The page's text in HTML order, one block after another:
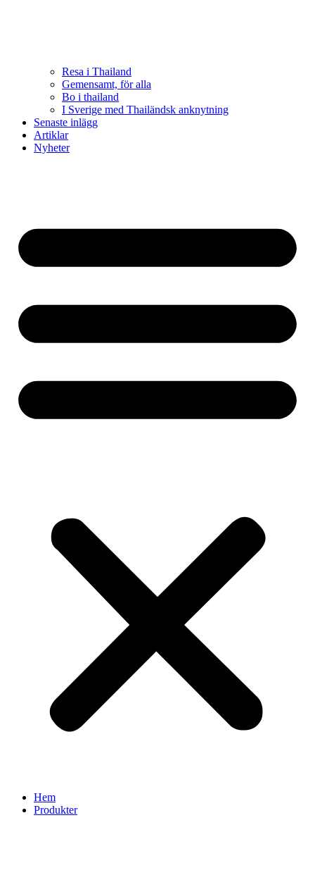
Resa i Thailand
Gemensamt, för alla
Bo i thailand
I Sverige med Thailändsk anknytning
Senaste inlägg
Artiklar
Nyheter
Hem
Produkter